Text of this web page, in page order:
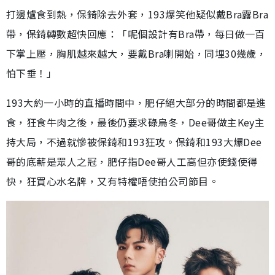
打邊爐食到熱，保錡除去外套，193爆笑他疑似戴Bra露Bra
帶，保錡轉數超快回應：「呢個設計有Bra帶，每日做一百
下掌上壓，胸肌越來越大，要戴Bra喇開始，同埋30幾歲，
怕下垂！」
193大約一小時的直播時間中，肥仔絕大部分的時間都是進
食，狂食牛肉之後，最後仍要求碌烏冬，Dee哥做主Key主
持大局，不過就慘被保錡和193狂攻。保錡和193大爆Dee
哥的底薪是眾人之冠，肥仔指Dee哥人工高但亦使錢使得
快，狂買心水名牌，又有特權唔使拍公司節目。